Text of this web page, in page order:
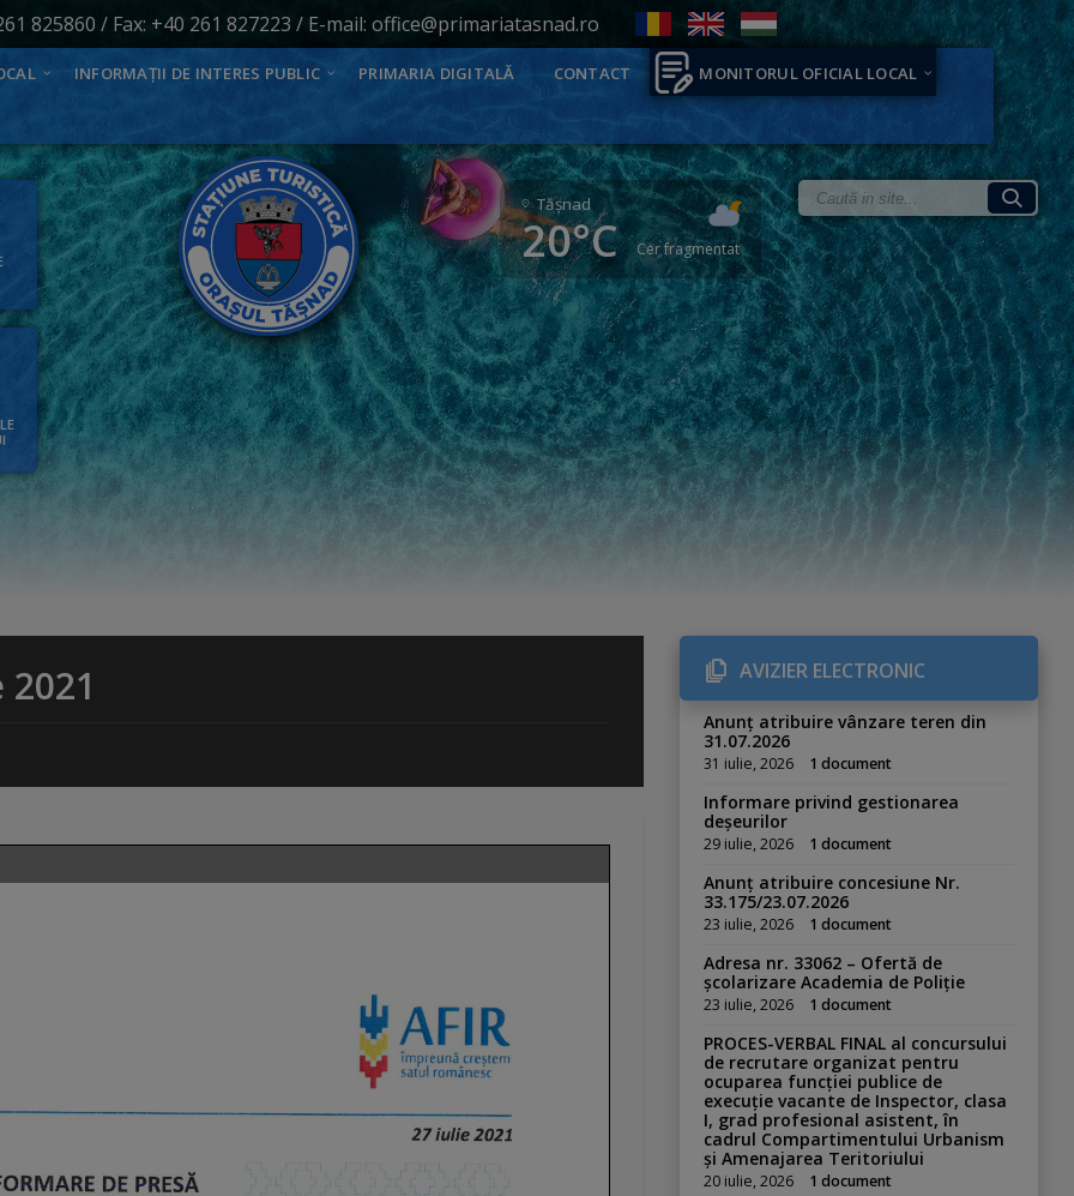
825860 / Fax: +40 261 827223 / E-mail: office@primariatasnad.ro
INFORMAȚII DE INTERES PUBLIC PRIMARIA DIGITALĂ CONTACT MONITORUL OFICIAL LOCAL
Tăşnad
20°C Cer fragmentat
AVIZIER ELECTRONIC
Anunț atribuire vânzare teren din
31.07.2026
31 iulie, 2026 1 document
Informare privind gestionarea
deșeurilor
29 iulie, 2026 1 document
Anunț atribuire concesiune Nr.
33.175/23.07.2026
23 iulie, 2026 1 document
Adresa nr. 33062 – Ofertă de
școlarizare Academia de Poliție
23 iulie, 2026 1 document
PROCES-VERBAL FINAL al concursului
de recrutare organizat pentru
ocuparea funcției publice de
execuție vacante de Inspector, clasa
I, grad profesional asistent, în
cadrul Compartimentului Urbanism
și Amenajarea Teritoriului
20 iulie, 2026 1 document